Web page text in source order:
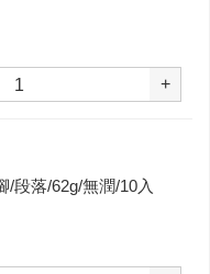
+
/段落/62g/無潤/10入